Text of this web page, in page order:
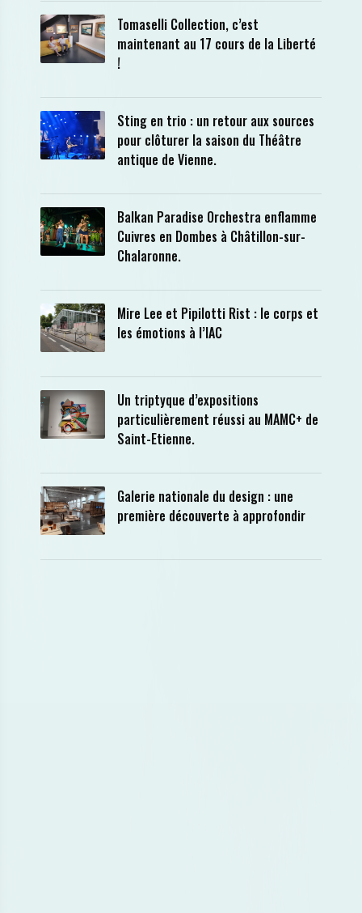
Tomaselli Collection, c’est
maintenant au 17 cours de la Liberté
!
Sting en trio : un retour aux sources
pour clôturer la saison du Théâtre
antique de Vienne.
Balkan Paradise Orchestra enflamme
Cuivres en Dombes à Châtillon-sur-
Chalaronne.
Mire Lee et Pipilotti Rist : le corps et
les émotions à l’IAC
Un triptyque d’expositions
particulièrement réussi au MAMC+ de
Saint-Etienne.
Galerie nationale du design : une
première découverte à approfondir